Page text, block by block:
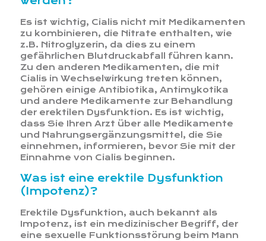
Es ist wichtig, Cialis nicht mit Medikamenten
zu kombinieren, die Nitrate enthalten, wie
z.B. Nitroglyzerin, da dies zu einem
gefährlichen Blutdruckabfall führen kann.
Zu den anderen Medikamenten, die mit
Cialis in Wechselwirkung treten können,
gehören einige Antibiotika, Antimykotika
und andere Medikamente zur Behandlung
der erektilen Dysfunktion. Es ist wichtig,
dass Sie Ihren Arzt über alle Medikamente
und Nahrungsergänzungsmittel, die Sie
einnehmen, informieren, bevor Sie mit der
Einnahme von Cialis beginnen.
Was ist eine erektile Dysfunktion
(Impotenz)?
Erektile Dysfunktion, auch bekannt als
Impotenz, ist ein medizinischer Begriff, der
eine sexuelle Funktionsstörung beim Mann